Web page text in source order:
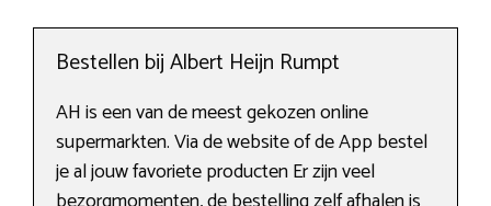
Bestellen bij Albert Heijn Rumpt
AH is een van de meest gekozen online
supermarkten. Via de website of de App bestel
je al jouw favoriete producten Er zijn veel